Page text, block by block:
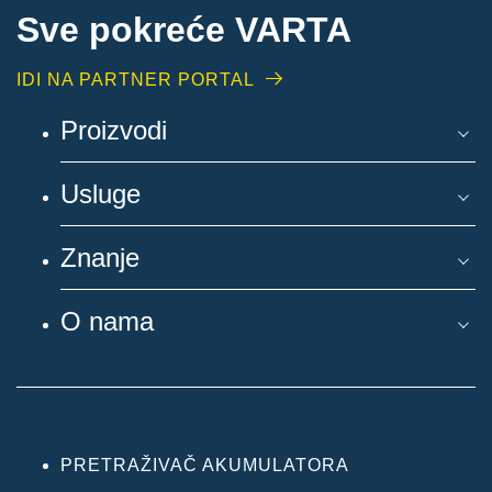
Sve pokreće VARTA
IDI NA PARTNER PORTAL
Proizvodi
Usluge
Znanje
O nama
PRETRAŽIVAČ AKUMULATORA